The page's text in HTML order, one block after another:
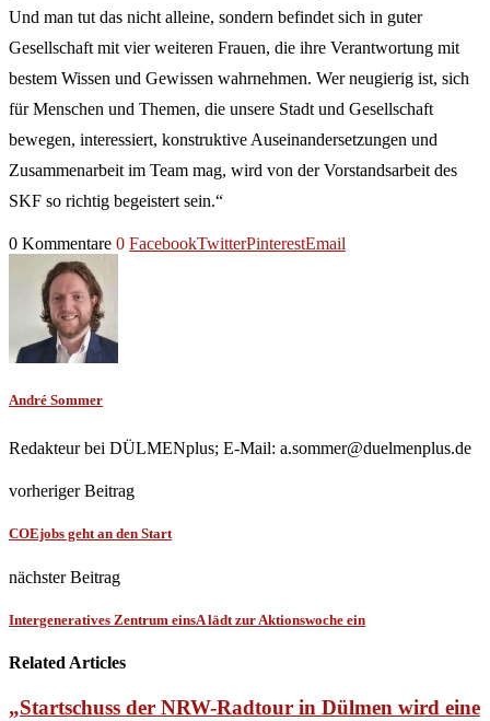
Und man tut das nicht alleine, sondern befindet sich in guter
Gesellschaft mit vier weiteren Frauen, die ihre Verantwortung mit
bestem Wissen und Gewissen wahrnehmen. Wer neugierig ist, sich
für Menschen und Themen, die unsere Stadt und Gesellschaft
bewegen, interessiert, konstruktive Auseinandersetzungen und
Zusammenarbeit im Team mag, wird von der Vorstandsarbeit des
SKF so richtig begeistert sein.“
0 Kommentare 0 FacebookTwitterPinterestEmail
André Sommer
Redakteur bei DÜLMENplus; E-Mail: a.sommer@duelmenplus.de
vorheriger Beitrag
COEjobs geht an den Start
nächster Beitrag
Intergeneratives Zentrum einsA lädt zur Aktionswoche ein
Related Articles
„Startschuss der NRW-Radtour in Dülmen wird eine